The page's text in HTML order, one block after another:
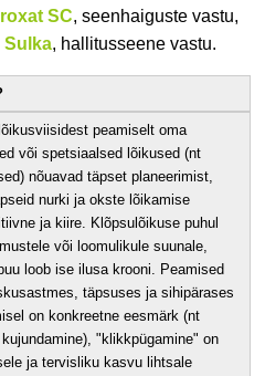
SC, seenhaiguste vastu,
Sulka, hallitusseene vastu.
peamiselt oma
või spetsiaalsed lõikused (nt
nõuavad täpset planeerimist,
nurki ja okste lõikamise
ja kiire. Klõpsulõikuse puhul
või loomulikule suunale,
loob ise ilusa krooni. Peamised
täpsuses ja sihipärases
on konkreetne eesmärk (nt
"klikkpügamine" on
ja tervisliku kasvu lihtsale